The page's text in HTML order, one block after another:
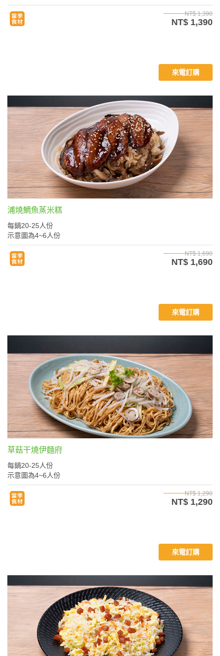
NT$ 1,390
NT$ 1,390
來電訂購
浦燒鯛魚蒸米糕
每鍋20-25人份
示意圖為4~6人份
NT$ 1,690
NT$ 1,690
來電訂購
草菇干燒伊麵府
每鍋20-25人份
示意圖為4~6人份
NT$ 1,290
NT$ 1,290
來電訂購